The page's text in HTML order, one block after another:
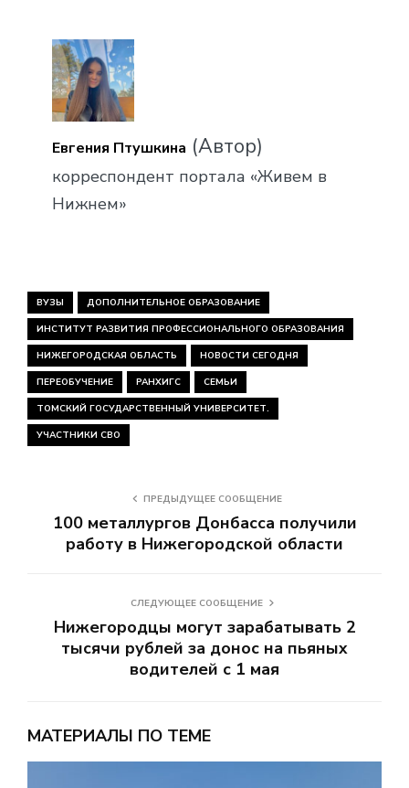
Евгения Птушкина (Автор)
корреспондент портала «Живем в
Нижнем»
ВУЗЫ ДОПОЛНИТЕЛЬНОЕ ОБРАЗОВАНИЕ
ИНСТИТУТ РАЗВИТИЯ ПРОФЕССИОНАЛЬНОГО ОБРАЗОВАНИЯ
НИЖЕГОРОДСКАЯ ОБЛАСТЬ НОВОСТИ СЕГОДНЯ
ПЕРЕОБУЧЕНИЕ РАНХИГС СЕМЬИ
ТОМСКИЙ ГОСУДАРСТВЕННЫЙ УНИВЕРСИТЕТ.
УЧАСТНИКИ СВО
ПРЕДЫДУЩЕЕ СООБЩЕНИЕ
100 металлургов Донбасса получили
работу в Нижегородской области
СЛЕДУЮЩЕЕ СООБЩЕНИЕ
Нижегородцы могут зарабатывать 2
тысячи рублей за донос на пьяных
водителей с 1 мая
МАТЕРИАЛЫ ПО ТЕМЕ